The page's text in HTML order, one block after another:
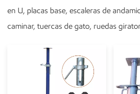
en U, placas base, escaleras de
caminar, tuercas de gato, ruedas